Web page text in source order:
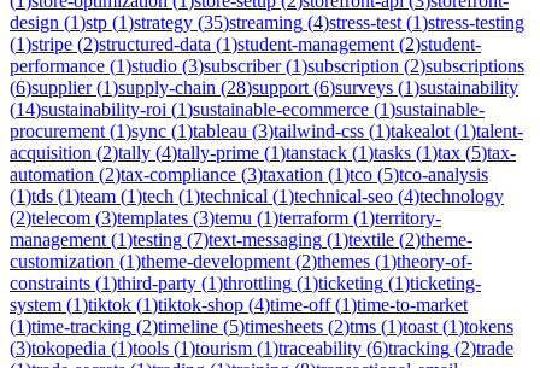
design (1)stp (1)strategy (35)streaming (4)stress-test (1)stress-testing
(1)stripe (2)structured-data (1)student-management (2)student-
performance (1)studio (3)subscriber(1)subscription (2)subscriptions
(6)supplier(1)supply-chain (28)support (6)surveys (1)sustainability
(14)sustainability-roi (1)sustainable-ecommerce (1)sustainable-
procurement (1)sync (1)tableau (3)tailwind-css (1)takealot (1)talent-
acquisition (2)tally (4)tally-prime (1)tanstack (1)tasks (1)tax (5)tax-
automation (2)tax-compliance (3)taxation (1)tco (5)tco-analysis
(1)tds (1)team (1)tech (1)technical (1)technical-seo (4)technology
(2)telecom (3)templates (3)temu (1)terraform (1)territory-
management (1)testing (7)text-messaging (1)textile (2)theme-
customization (1)theme-development (2)themes (1)theory-of-
constraints (1)third-party (1)throttling (1)ticketing (1)ticketing-
system (1)tiktok (1)tiktok-shop (4)time-off(1)time-to-market
(1)time-tracking (2)timeline (5)timesheets (2)tms (1)toast (1)tokens
(3)tokopedia (1)tools (1)tourism (1)traceability (6)tracking (2)trade